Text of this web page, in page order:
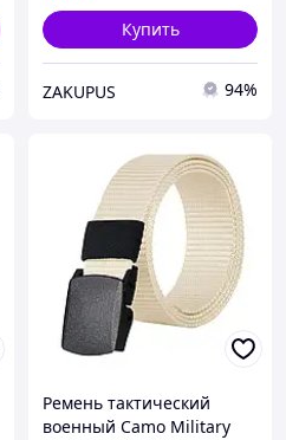
Купить
ZAKUPUS 94%
Ремень тактический
военный Camo Military